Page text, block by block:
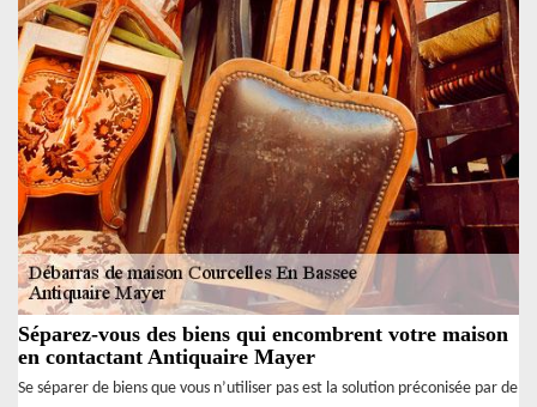
Séparez-vous des biens qui encombrent votre maison
en contactant Antiquaire Mayer
Se séparer de biens que vous n’utiliser pas est la solution préconisée par de